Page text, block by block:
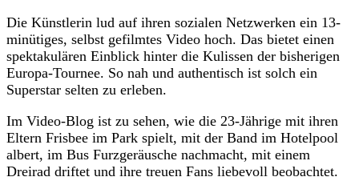
Die Künstlerin lud auf ihren sozialen Netzwerken ein 13-
minütiges, selbst gefilmtes Video hoch. Das bietet einen
spektakulären Einblick hinter die Kulissen der bisherigen
Europa-Tournee. So nah und authentisch ist solch ein
Superstar selten zu erleben.
Im Video-Blog ist zu sehen, wie die 23-Jährige mit ihren
Eltern Frisbee im Park spielt, mit der Band im Hotelpool
albert, im Bus Furzgeräusche nachmacht, mit einem
Dreirad driftet und ihre treuen Fans liebevoll beobachtet.